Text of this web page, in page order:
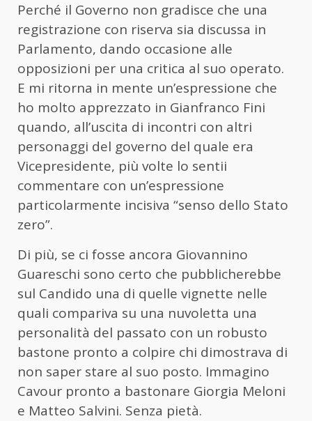
Perché il Governo non gradisce che una
registrazione con riserva sia discussa in
Parlamento, dando occasione alle
opposizioni per una critica al suo operato.
E mi ritorna in mente un’espressione che
ho molto apprezzato in Gianfranco Fini
quando, all’uscita di incontri con altri
personaggi del governo del quale era
Vicepresidente, più volte lo sentii
commentare con un’espressione
particolarmente incisiva “senso dello Stato
zero”.
Di più, se ci fosse ancora Giovannino
Guareschi sono certo che pubblicherebbe
sul Candido una di quelle vignette nelle
quali compariva su una nuvoletta una
personalità del passato con un robusto
bastone pronto a colpire chi dimostrava di
non saper stare al suo posto. Immagino
Cavour pronto a bastonare Giorgia Meloni
e Matteo Salvini. Senza pietà.